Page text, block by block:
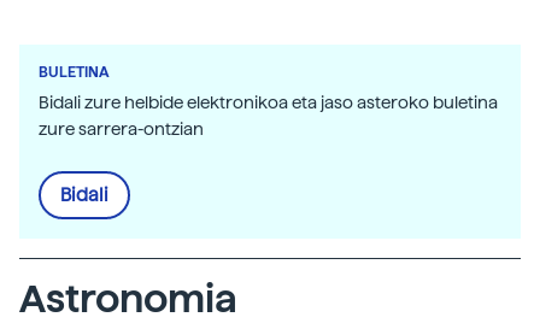
BULETINA
Bidali zure helbide elektronikoa eta jaso asteroko buletina
zure sarrera-ontzian
Bidali
Astronomia